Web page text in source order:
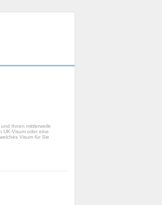
Ihnen mittlerweile
UK-Visum oder eine
Visum für Sie